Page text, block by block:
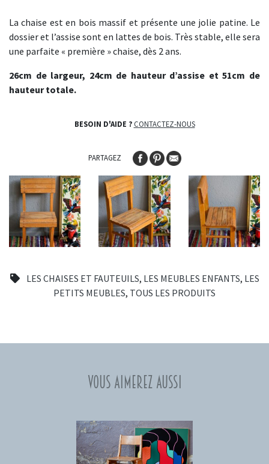
LES CHAISES ET FAUTEUILS, LES MEUBLES ENFANTS, LES
PETITS MEUBLES, TOUS LES PRODUITS
La chaise est en bois massif et présente une jolie patine. Le
dossier et l’assise sont en lattes de bois. Très stable, elle sera
une parfaite « première » chaise, dès 2 ans.
26cm de largeur, 24cm de hauteur d’assise et 51cm de
hauteur totale.
BESOIN D'AIDE ? CONTACTEZ-NOUS
PARTAGEZ
Vous aimerez aussi